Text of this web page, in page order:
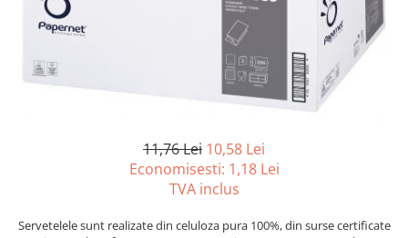
Plicuri personalizate
Tipizate
Tipizate offset personalizate
11,76 Lei 10,58 Lei
Economisesti: 1,18 Lei
TVA inclus
Servetelele sunt realizate din celuloza pura 100%, din surse certificate